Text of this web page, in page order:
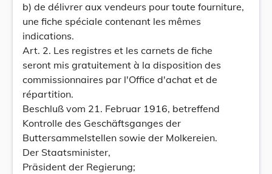
b) de délivrer aux vendeurs pour toute fourniture,
une fiche spéciale contenant les mêmes
indications.
Art. 2. Les registres et les carnets de fiche
seront mis gratuitement à la disposition des
commissionnaires par l'Office d'achat et de
répartition.
Beschluß vom 21. Februar 1916, betreffend
Kontrolle des Geschäftsganges der
Buttersammelstellen sowie der Molkereien.
Der Staatsminister,
Präsident der Regierung;